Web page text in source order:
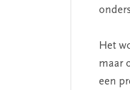
Het
maar
een
missie van Segment